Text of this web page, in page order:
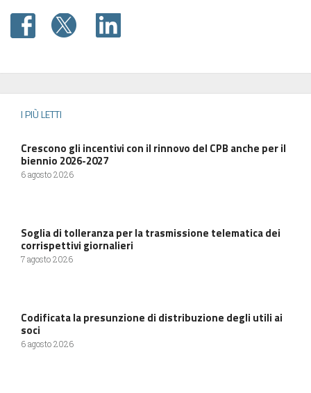
I PIÙ LETTI
Crescono gli incentivi con il rinnovo del CPB anche per il
biennio 2026-2027
6 agosto 2026
Soglia di tolleranza per la trasmissione telematica dei
corrispettivi giornalieri
7 agosto 2026
Codificata la presunzione di distribuzione degli utili ai
soci
6 agosto 2026